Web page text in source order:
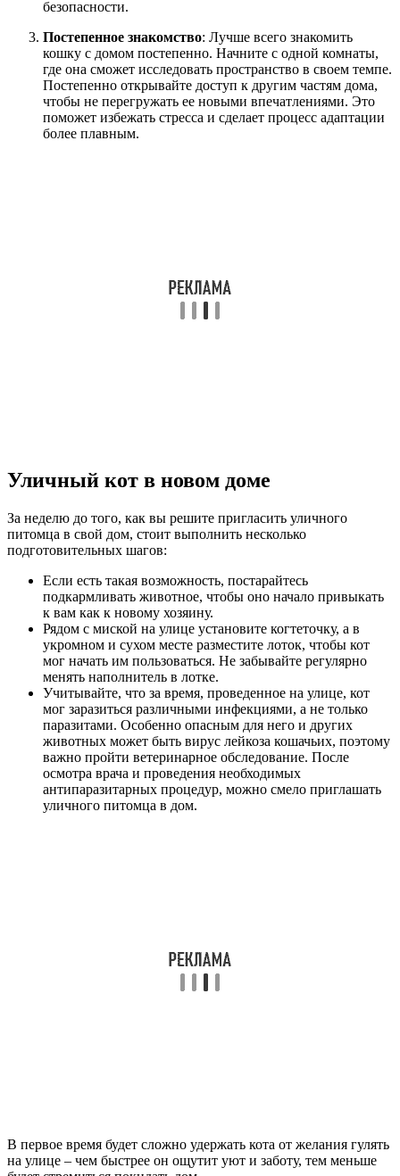
безопасности.
Постепенное знакомство: Лучше всего знакомить
кошку с домом постепенно. Начните с одной комнаты,
где она сможет исследовать пространство в своем темпе.
Постепенно открывайте доступ к другим частям дома,
чтобы не перегружать ее новыми впечатлениями. Это
поможет избежать стресса и сделает процесс адаптации
более плавным.
Уличный кот в новом доме
За неделю до того, как вы решите пригласить уличного
питомца в свой дом, стоит выполнить несколько
подготовительных шагов:
Если есть такая возможность, постарайтесь
подкармливать животное, чтобы оно начало привыкать
к вам как к новому хозяину.
Рядом с миской на улице установите когтеточку, а в
укромном и сухом месте разместите лоток, чтобы кот
мог начать им пользоваться. Не забывайте регулярно
менять наполнитель в лотке.
Учитывайте, что за время, проведенное на улице, кот
мог заразиться различными инфекциями, а не только
паразитами. Особенно опасным для него и других
животных может быть вирус лейкоза кошачьих, поэтому
важно пройти ветеринарное обследование. После
осмотра врача и проведения необходимых
антипаразитарных процедур, можно смело приглашать
уличного питомца в дом.
В первое время будет сложно удержать кота от желания гулять
на улице – чем быстрее он ощутит уют и заботу, тем меньше